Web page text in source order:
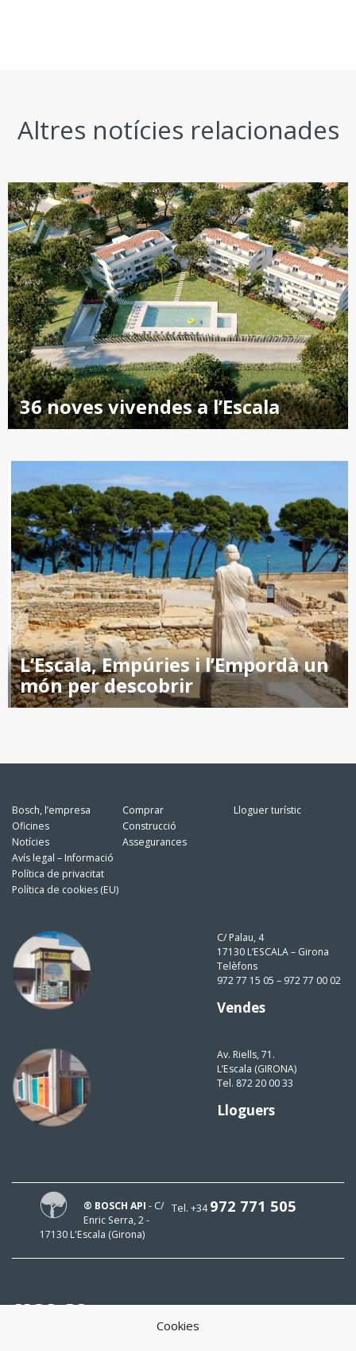
Cookies
Altres notícies relacionades
36 noves vivendes a l’Escala
L’Escala, Empúries i l’Empordà un
món per descobrir
Bosch, l’empresa
Oficines
Notícies
Avís legal – Informació
Política de privacitat
Política de cookies (EU)
Comprar
Construcció
Assegurances
Lloguer turístic
C/ Palau, 4
17130 L’ESCALA – Girona
Telèfons
972 77 15 05 – 972 77 00 02
Vendes
Av. Riells, 71.
L’Escala (GIRONA)
Tel. 872 20 00 33
Lloguers
Tel. +34972 771 505
® BOSCH API - C/
Enric Serra, 2 -
17130 L'Escala (Girona)
HOLA!